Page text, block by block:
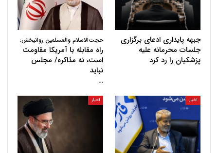
جبهه پایداری ادعای برگزاری
جلسات محرمانه علیه
پزشکیان را رد کرد
حجت‌الاسلام والمسلمین روانبخش:
راه مقابله با آمریکا مقاومت
است، نه مذاکره/ مجلس
نباید
…
اخبار اخبار